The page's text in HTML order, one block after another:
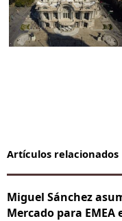
Artículos relacionados
Miguel Sánchez
Mercado para EMEA